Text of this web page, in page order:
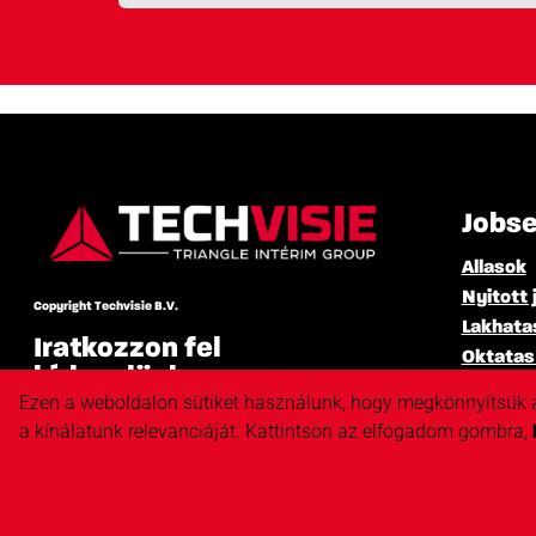
Copyright Techvisie B.V.
Iratkozzon fel
hírlevelünkre
Allasok
Nyitott
Ezen a weboldalon sütiket használunk, hogy
a kínálatunk relevanciáját. Kattintson az elfogadom gombra,